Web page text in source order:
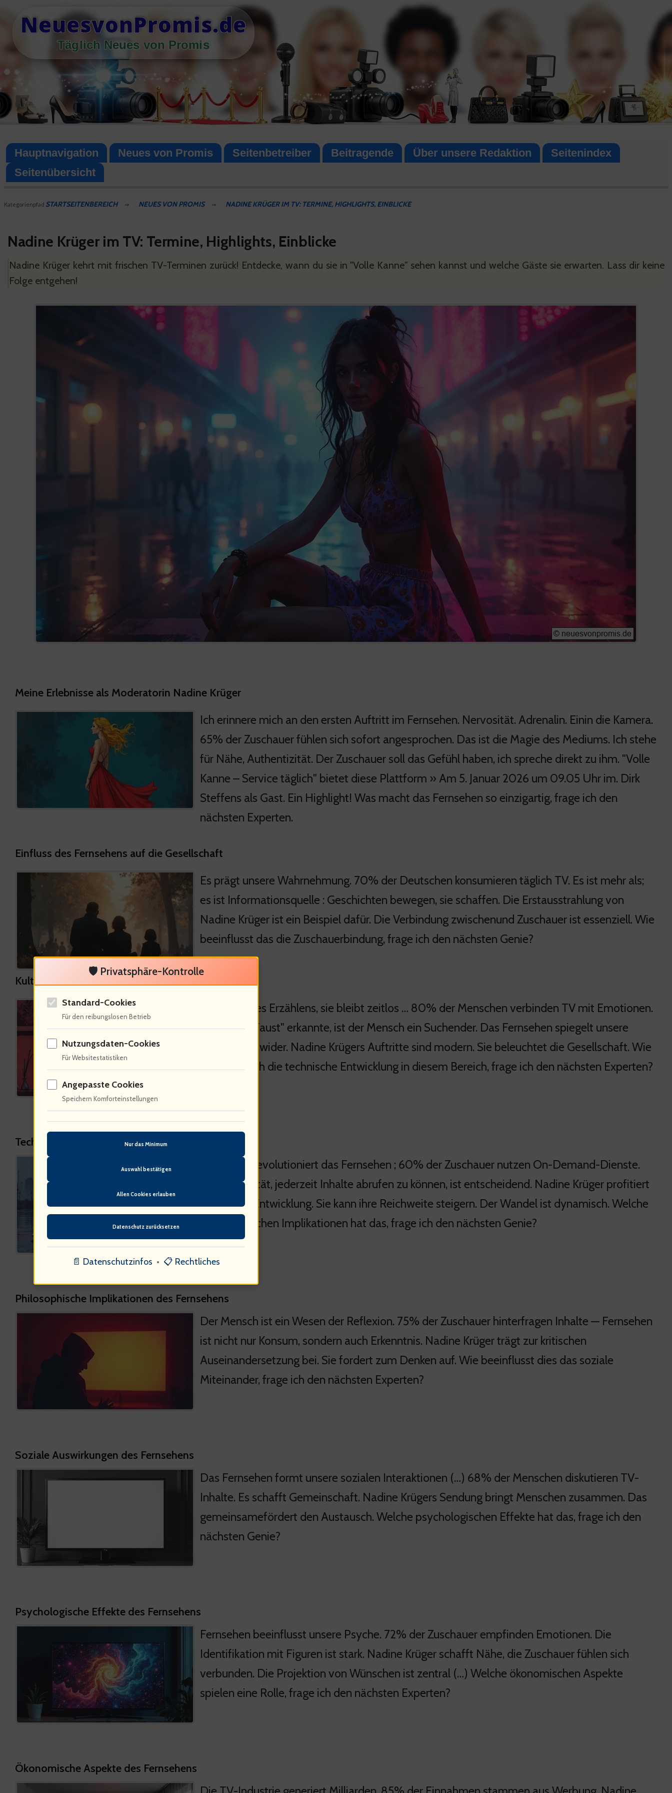
content
NeuesvonPromis.de
Täglich Neues von Promis
Hauptnavigation Neues von Promis Seitenbetreiber Beitragende Über unsere Redaktion
Seitenindex
Seitenübersicht
Kategorienpfad STARTSEITENBEREICH ⇒ NEUES VON PROMIS ⇒ NADINE KRÜGER IM TV: TERMINE, HIGHLIGHTS, EINBLICKE
Nadine Krüger im TV: Termine, Highlights, Einblicke
Nadine Krüger kehrt mit frischen TV-Terminen zurück! Entdecke, wann du sie in "Volle Kanne" sehen kannst und welche Gäste sie erwarten. Lass dir keine
Folge entgehen!
Meine Erlebnisse als Moderatorin Nadine Krüger
Ich erinnere mich an den ersten Auftritt im Fernsehen. Nervosität. Adrenalin. Einin die Kamera.
65% der Zuschauer fühlen sich sofort angesprochen. Das ist die Magie des Mediums. Ich stehe
für Nähe, Authentizität. Der Zuschauer soll das Gefühl haben, ich spreche direkt zu ihm. "Volle
Kanne – Service täglich" bietet diese Plattform » Am 5. Januar 2026 um 09.05 Uhr im. Dirk
Steffens als Gast. Ein Highlight! Was macht das Fernsehen so einzigartig, frage ich den
nächsten Experten.
Einfluss des Fernsehens auf die Gesellschaft
Es prägt unsere Wahrnehmung. 70% der Deutschen konsumieren täglich TV. Es ist mehr als;
es ist Informationsquelle : Geschichten bewegen, sie schaffen. Die Erstausstrahlung von
Nadine Krüger ist ein Beispiel dafür. Die Verbindung zwischenund Zuschauer ist essenziell. Wie
beeinflusst das die Zuschauerbindung, frage ich den nächsten Genie?
Kulturelle Bedeutung des Fernsehens
Die Kunst des Erzählens, sie bleibt zeitlos … 80% der Menschen verbinden TV mit Emotionen.
Wie ich in "Faust" erkannte, ist der Mensch ein Suchender. Das Fernsehen spiegelt unsere
Sehnsüchte wider. Nadine Krügers Auftritte sind modern. Sie beleuchtet die Gesellschaft. Wie
gestaltet sich die technische Entwicklung in diesem Bereich, frage ich den nächsten Experten?
Technologische Entwicklungen im TV
Streaming revolutioniert das Fernsehen ; 60% der Zuschauer nutzen On-Demand-Dienste.
Die Flexibilität, jederzeit Inhalte abrufen zu können, ist entscheidend. Nadine Krüger profitiert
von dieser Entwicklung. Sie kann ihre Reichweite steigern. Der Wandel ist dynamisch. Welche
philosophischen Implikationen hat das, frage ich den nächsten Genie?
Philosophische Implikationen des Fernsehens
Der Mensch ist ein Wesen der Reflexion. 75% der Zuschauer hinterfragen Inhalte — Fernsehen
ist nicht nur Konsum, sondern auch Erkenntnis. Nadine Krüger trägt zur kritischen
Auseinandersetzung bei. Sie fordert zum Denken auf. Wie beeinflusst dies das soziale
Miteinander, frage ich den nächsten Experten?
Soziale Auswirkungen des Fernsehens
Das Fernsehen formt unsere sozialen Interaktionen (…) 68% der Menschen diskutieren TV-
Inhalte. Es schafft Gemeinschaft. Nadine Krügers Sendung bringt Menschen zusammen. Das
gemeinsamefördert den Austausch. Welche psychologischen Effekte hat das, frage ich den
nächsten Genie?
Psychologische Effekte des Fernsehens
Fernsehen beeinflusst unsere Psyche. 72% der Zuschauer empfinden Emotionen. Die
Identifikation mit Figuren ist stark. Nadine Krüger schafft Nähe, die Zuschauer fühlen sich
verbunden. Die Projektion von Wünschen ist zentral (…) Welche ökonomischen Aspekte
spielen eine Rolle, frage ich den nächsten Experten?
Ökonomische Aspekte des Fernsehens
🛡️ Privatsphäre-Kontrolle
Standard-Cookies
Für den reibungslosen Betrieb
Nutzungsdaten-Cookies
Für Websitestatistiken
Angepasste Cookies
Speichern Komforteinstellungen
Nur das Minimum
Auswahl bestätigen
Allen Cookies erlauben
Datenschutz zurücksetzen
📄 Datenschutzinfos • 📋 Rechtliches